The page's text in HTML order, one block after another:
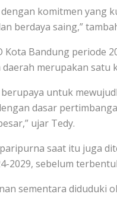
dengan komitmen yang
berdaya saing,”
Kota Bandung periode
merupakan satu
berupaya untuk
dasar
ujar Tedy.
saat itu juga
2029, sebelum
sementara diduduki